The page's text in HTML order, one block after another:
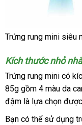
Trứng rung mini siêu
Kích thước nhỏ
Trứng rung mini có
85g gồm 4 màu da
đậm là lựa chọn đánh
Bạn phân
có thể sử dụng